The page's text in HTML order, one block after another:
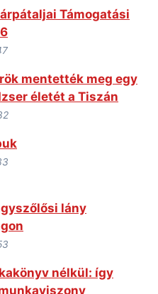
Támogatási
mentették meg egy
életét a Tiszán
lány
nélkül: így